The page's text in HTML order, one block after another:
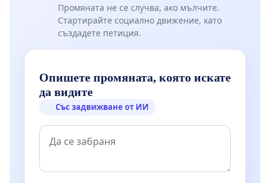
Промяната не се случва, ако мълчите.
Стартирайте социално движение, като
създадете петиция.
Опишете промяната, която искате
да видите
Със задвижване от ИИ